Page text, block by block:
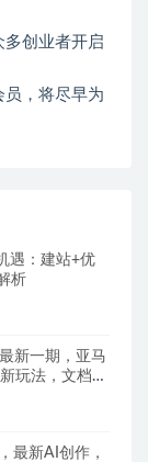
创业者开启
，将尽早为
遇：建站+优
析
新一期，亚马
玩法，文档资
最新AI创作，